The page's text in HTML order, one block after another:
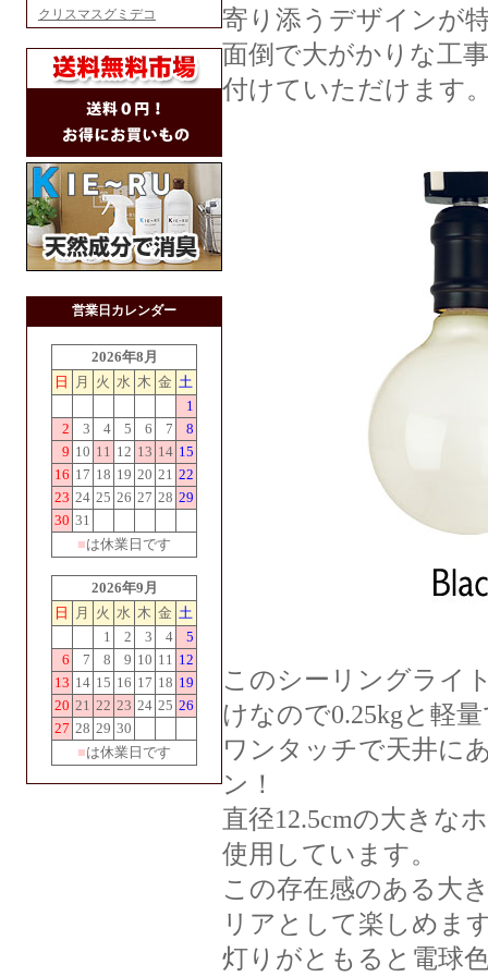
クリスマスグミデコ
営業日カレンダー
2026年8月
日
月 火 水 木 金 土
1
2
3 4 5 6 7
8
9 10 11 12 13 14 15
16 17 18 19 20 21 22
23 24 25 26 27 28 29
30 31
■は休業日です
2026年9月
日
月 火 水 木 金 土
1
2 3 4
5
6
7 8 9 10 11 12
13 14 15 16 17 18 19
20 21 22 23 24 25 26
27 28 29 30
■は休業日です
寄り添うデザインが
面倒で大がかりな工
付けていただけます
このシーリングライ
けなので0.25kgと軽
ワンタッチで天井に
ン！
直径12.5cmの大きな
使用しています。
この存在感のある大
リアとして楽しめま
灯りがともると電球